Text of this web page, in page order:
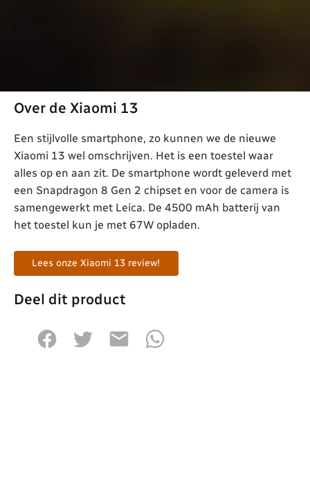
Over de Xiaomi 13
Een stijlvolle smartphone, zo kunnen we de nieuwe
Xiaomi 13 wel omschrijven. Het is een toestel waar
alles op en aan zit. De smartphone wordt geleverd met
een Snapdragon 8 Gen 2 chipset en voor de camera is
samengewerkt met Leica. De 4500 mAh batterij van
het toestel kun je met 67W opladen.
Lees onze Xiaomi 13 review!
Deel dit product